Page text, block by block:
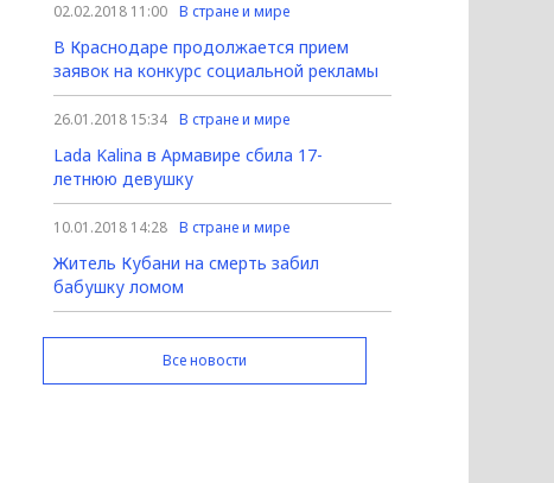
02.02.2018 11:00 В стране и мире
В Краснодаре продолжается прием
заявок на конкурс социальной рекламы
26.01.2018 15:34 В стране и мире
Lada Kalina в Армавире сбила 17-
летнюю девушку
10.01.2018 14:28 В стране и мире
Житель Кубани на смерть забил
бабушку ломом
Все новости